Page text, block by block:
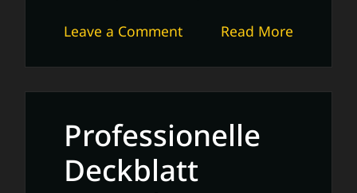
Read More
Leave a Commenton
Bewerbungsdossier
Vorlage
Ihren
im
Professionelle
Deckblatt